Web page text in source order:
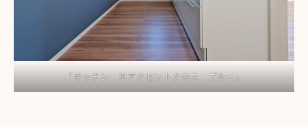
「キッチン ※アクセントクロス ブルー」